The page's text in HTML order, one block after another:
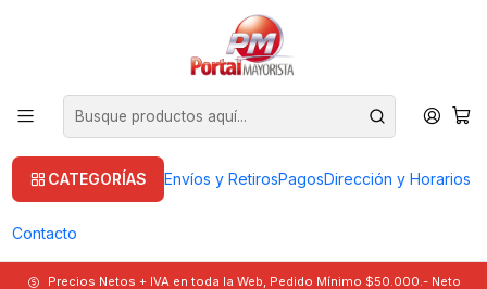
CATEGORÍAS Envíos y RetirosPagosDirección y Horarios
Contacto
Precios Netos + IVA en toda la Web, Pedido Mínimo $50.000.- Neto